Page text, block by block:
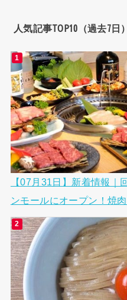
人気記事TOP10（過去7日）
【07月31日】新着情報｜
ンモールにオープン！焼